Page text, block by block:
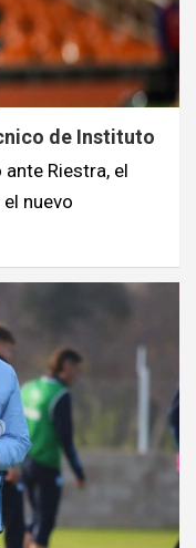
de Instituto
Riestra, el
nuevo